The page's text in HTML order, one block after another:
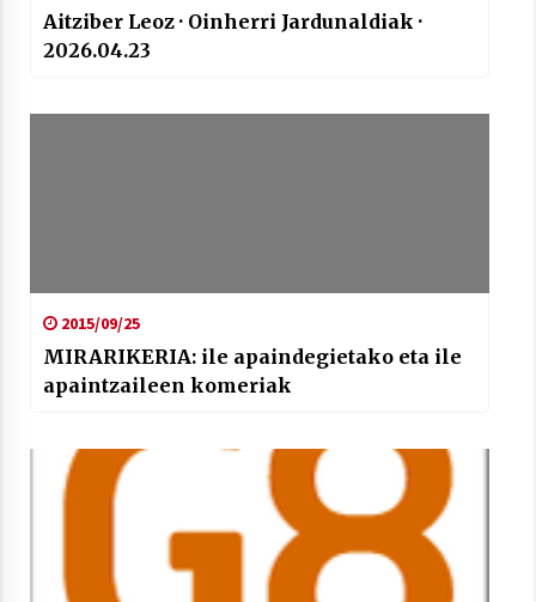
Aitziber Leoz · Oinherri Jardunaldiak ·
2026.04.23
2015/09/25
MIRARIKERIA: ile apaindegietako eta ile
apaintzaileen komeriak